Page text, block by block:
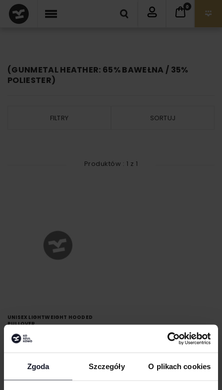
Zgoda Szczegóły O plikach cookies
0
(GUNMETAL HEATHER: 65% BAWEŁNA / 35%
POLIESTER)
FILTRY SORTUJ
Produktów : 1 z 1
UNISEX LIGHTWEIGHT HOODED
PULLOVER
INDEPENDENT